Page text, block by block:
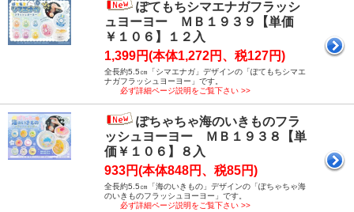
ぽてもちシマエナガフラッシ
ュヨーヨー ＭＢ１９３９【単価
￥１０６】１２入
1,399円(本体1,272円、税127円)
全長約5.5㎝「シマエナガ」デザインの「ぽてもちシマエ
ナガフラッシュヨーヨー」です。
必ず詳細ページ説明をご覧下さい >>
ぽちゃちゃ海のいきものフラ
ッシュヨーヨー ＭＢ１９３８【単
価￥１０６】８入
933円(本体848円、税85円)
全長約5.5㎝「海のいきもの」デザインの「ぽちゃちゃ海
のいきものフラッシュヨーヨー」です。
必ず詳細ページ説明をご覧下さい >>